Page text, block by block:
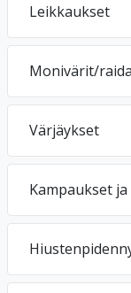
Leikkaukset
Monivärit/
Värjäykset
Kampaukset